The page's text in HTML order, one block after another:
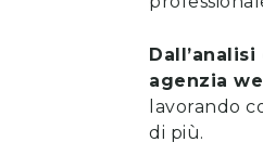
agenzia
lavorando
di più.